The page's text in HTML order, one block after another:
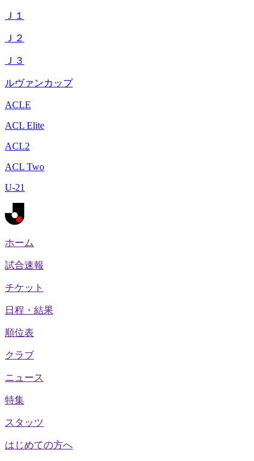
Ｊ１
Ｊ２
Ｊ３
ルヴァンカップ
ACLE
ACL Elite
ACL2
ACL Two
U-21
ホーム
試合速報
チケット
日程・結果
順位表
クラブ
ニュース
特集
スタッツ
はじめての方へ